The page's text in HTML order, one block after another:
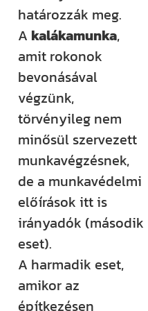
határozzák meg.
A kalákamunka,
amit rokonok
bevonásával
végzünk,
törvényileg nem
minősül szervezett
munkavégzésnek,
de a munkavédelmi
előírások itt is
irányadók (második
eset).
A harmadik eset,
amikor az
építkezésen